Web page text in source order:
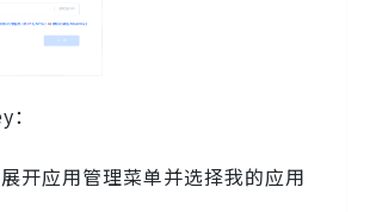
开应用管理菜单并选择我的应用